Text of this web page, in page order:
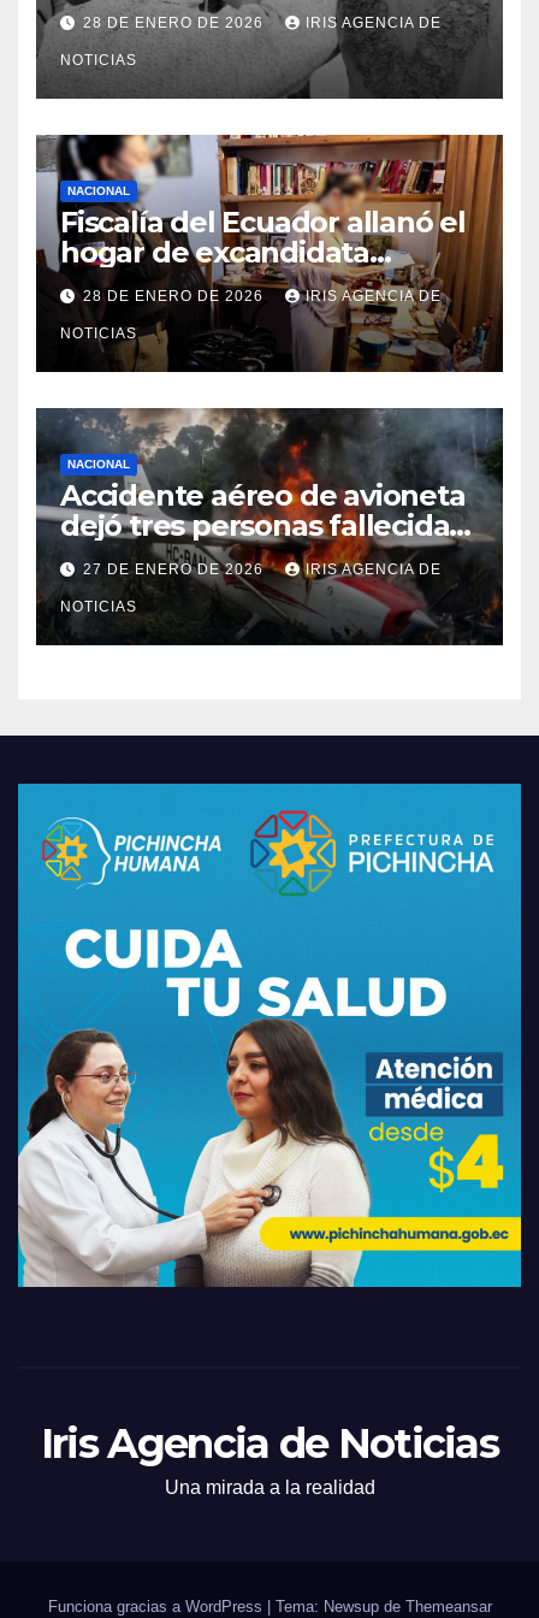
Carapaz falleció en Tulcán, a
los 73 años
28 DE ENERO DE 2026 IRIS AGENCIA DE
NOTICIAS
NACIONAL
Fiscalía del Ecuador allanó el
hogar de excandidata
presidencial vinculada al caso
Caja Chica
28 DE ENERO DE 2026 IRIS AGENCIA DE
NOTICIAS
NACIONAL
Accidente aéreo de avioneta
dejó tres personas fallecidas
en provincia de Morona
Santiago
27 DE ENERO DE 2026 IRIS AGENCIA DE
NOTICIAS
Iris Agencia de Noticias
Una mirada a la realidad
Funciona gracias a WordPress Tema: Newsup de Themeansar